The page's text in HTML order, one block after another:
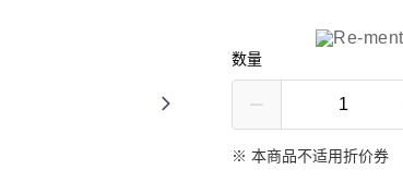
数量
※ 本商品不适用折价券